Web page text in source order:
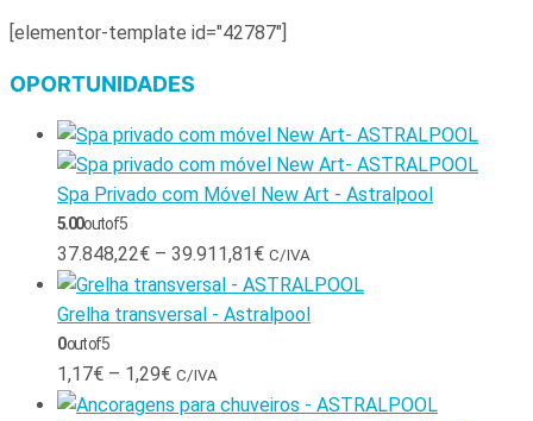
[elementor-template id="42787"]
OPORTUNIDADES
Spa Privado com Móvel New Art - Astralpool
5.00out of 5
37.848,22€ – 39.911,81€ C/IVA
Grelha transversal - Astralpool
0out of 5
1,17€ – 1,29€ C/IVA